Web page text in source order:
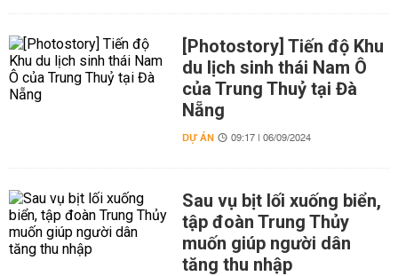
[Photostory] Tiến độ Khu
du lịch sinh thái Nam Ô
của Trung Thuỷ tại Đà
Nẵng
DỰ ÁN 09:17 | 06/09/2024
Sau vụ bịt lối xuống biển,
tập đoàn Trung Thủy
muốn giúp người dân
tăng thu nhập